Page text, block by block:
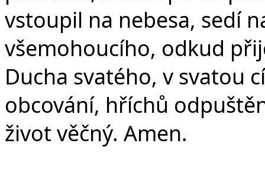
vstoupil na nebesa, sedí
všemohoucího, odkud
Ducha svatého, v svatou
obcování, hříchů
život věčný. Amen.